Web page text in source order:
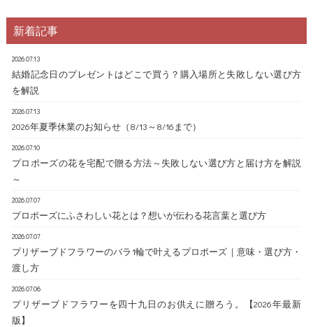
新着記事
2026.07.13
結婚記念日のプレゼントはどこで買う？購入場所と失敗しない選び方
を解説
2026.07.13
2026年夏季休業のお知らせ（8/13～8/16まで）
2026.07.10
プロポーズの花を宅配で贈る方法～失敗しない選び方と届け方を解説
～
2026.07.07
プロポーズにふさわしい花とは？想いが伝わる花言葉と選び方
2026.07.07
プリザーブドフラワーのバラ1輪で叶えるプロポーズ｜意味・選び方・
渡し方
2026.07.06
プリザーブドフラワーを四十九日のお供えに贈ろう。【2026年最新
版】